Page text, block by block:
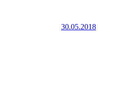
30.05.2018